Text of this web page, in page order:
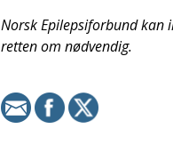
Norsk Epilepsiforbund kan
retten om nødvendig.